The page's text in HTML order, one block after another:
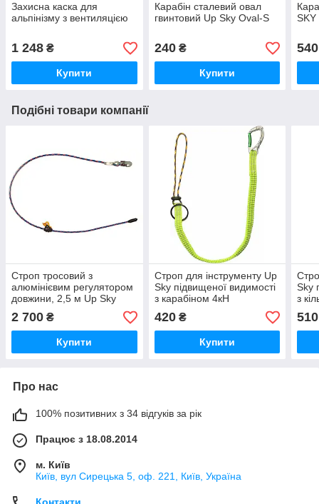
Захисна каска для
альпінізму з вентиляцією
1 248 ₴
Купити
Карабін сталевий овал
гвинтовий Up Sky Oval-S
240₴
Купити
SKY
540
Подібні товари компанії
Строп тросовий з
алюмінієвим регулятором
довжини, 2,5 м Up Sky
2 700 ₴
Купити
Строп для інструменту Up
Sky підвищеної видимості
з карабіном 4кН
420₴
Купити
Sky
з
510
Про нас
100% позитивних з 34 відгуків за рік
Працює з 18.08.2014
м. Київ
Київ, вул Сирецька 5, оф. 221, Київ, Україна